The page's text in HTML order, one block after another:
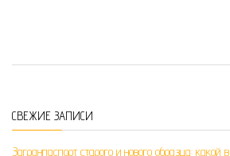
СВЕЖИЕ ЗАПИСИ
Загранпаспорт старого и нового образца: